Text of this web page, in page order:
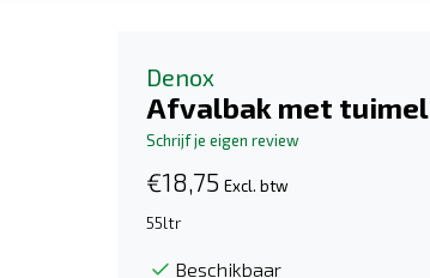
Denox
Afvalbak met
Schrijf je eigen review
€18,75 Excl. btw
55ltr
Beschikbaar